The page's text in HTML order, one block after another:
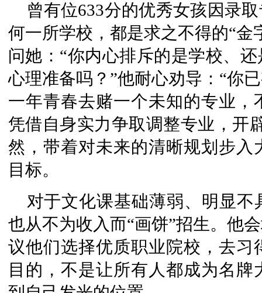
曾有位633分的优秀女孩因录
何一所学校，都是求之不得的“
问她：“你内心排斥的是学校、
心理准备吗？”他耐心劝导：“你
一年青春去赌一个未知的专业
凭借自身实力争取调整专业，开
然，带着对未来的清晰规划步
目标。
对于文化课基础薄弱、明显
也从不为收入而“画饼”招生。他
议他们选择优质职业院校，去
目的，不是让所有人都成为名